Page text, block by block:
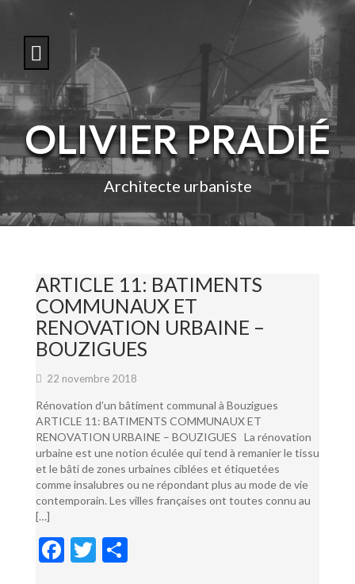
o
c
n
e
OLIVIER PRADIÉ
Architecte urbaniste
ARTICLE 11: BATIMENTS
COMMUNAUX ET
RENOVATION URBAINE –
BOUZIGUES
22 novembre 2018
Rénovation d’un bâtiment communal à Bouzigues
ARTICLE 11: BATIMENTS COMMUNAUX ET
RENOVATION URBAINE – BOUZIGUES La rénovation
urbaine est une notion éculée qui tend à remanier le tissu
et le bâti de zones urbaines ciblées et étiquetées
comme insalubres ou ne répondant plus au mode de vie
contemporain. Les villes françaises ont toutes connu au
[…]
F
T